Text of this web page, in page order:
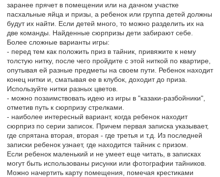
заранее прячет в помещении или на дачном участке
пасхальные яйца и призы, а ребенок или группа детей должны
будут их найти. Если детей много, то можно разделить их на
две команды. Найденные сюрпризы дети забирают себе.
Более сложные варианты игры:
- перед тем как положить приз в тайник, привяжите к нему
толстую нитку, после чего пройдите с этой ниткой по квартире,
опутывая ей разные предметы на своем пути. Ребенок находит
конец нитки и, сматывая ее в клубок, доходит до приза.
Используйте нитки разных цветов.
- можно позаимствовать идею из игры в "казаки-разбойники",
отметив путь к сюрпризу стрелками.
- наиболее интересный вариант, когда ребенок находит
сюрприз по серии записок. Причем первая записка указывает,
где спрятана вторая, вторая - где третья и т.д. Из последней
записки ребенок узнает, где находится тайник с призом.
Если ребенок маленький и не умеет еще читать, в записках
могут быть использованы рисунки или фотографии тайников.
Можно начертить карту помещения, помечая крестиками